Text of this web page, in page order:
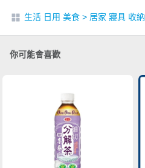
生活 日用 美食 > 居家 寢具 收納
你可能會喜歡